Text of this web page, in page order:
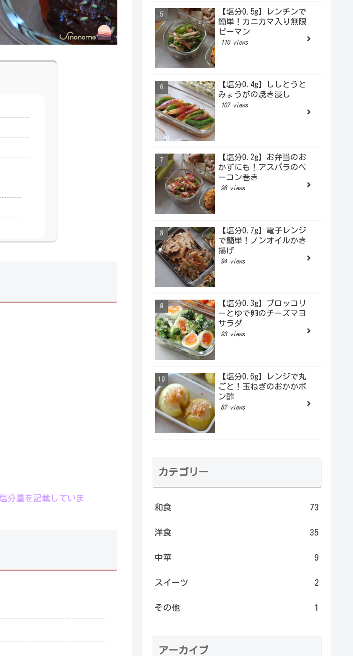
分量を記載していま
【塩分0.5g】レンチンで
簡単！カニカマ入り無限
ピーマン
110 views
【塩分0.4g】ししとうと
みょうがの焼き浸し
107 views
【塩分0.2g】お弁当のお
かずにも！アスパラのベ
ーコン巻き
96 views
【塩分0.7g】電子レンジ
で簡単！ノンオイルかき
揚げ
94 views
【塩分0.3g】ブロッコリ
ーとゆで卵のチーズマヨ
サラダ
93 views
【塩分0.6g】レンジで丸
ごと！玉ねぎのおかかポ
ン酢
87 views
カテゴリー
和食 73
洋食 35
中華 9
スイーツ 2
その他 1
アーカイブ